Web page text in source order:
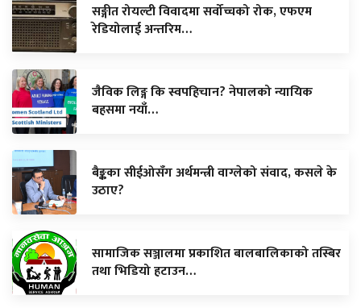
सङ्गीत रोयल्टी विवादमा सर्वोच्चको रोक, एफएम
रेडियोलाई अन्तरिम…
जैविक लिङ्ग कि स्वपहिचान? नेपालको न्यायिक
बहसमा नयाँ…
बैङ्कका सीईओसँग अर्थमन्त्री वाग्लेको संवाद, कसले के
उठाए?
सामाजिक सञ्जालमा प्रकाशित बालबालिकाको तस्बिर
तथा भिडियो हटाउन…